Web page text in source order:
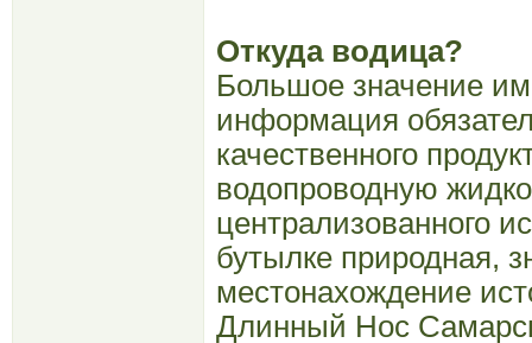
Откуда водица?
Большое значение
информация
качественного
водопроводную
централизованного
бутылке природная,
местонахождение
Длинный Нос